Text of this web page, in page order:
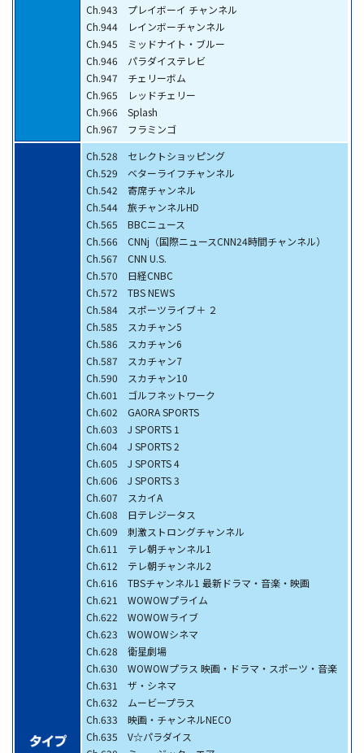
Ch.943 プレイボーイ チャンネル
Ch.944 レインボーチャンネル
Ch.945 ミッドナイト・ブルー
Ch.946 パラダイステレビ
Ch.947 チェリーボム
Ch.965 レッドチェリー
Ch.966 Splash
Ch.967 フラミンゴ
Ch.528 セレクトショッピング
Ch.529 ベターライフチャンネル
Ch.542 寄席チャンネル
Ch.544 旅チャンネルHD
Ch.565 BBCニュース
Ch.566 CNNj（国際ニュースCNN24時間チャンネル）
Ch.567 CNN U.S.
Ch.570 日経CNBC
Ch.572 TBS NEWS
Ch.584 スポーツライブ＋ ２
Ch.585 スカチャン5
Ch.586 スカチャン6
Ch.587 スカチャン7
Ch.590 スカチャン10
Ch.601 ゴルフネットワーク
Ch.602 GAORA SPORTS
Ch.603 J SPORTS 1
Ch.604 J SPORTS 2
Ch.605 J SPORTS 4
Ch.606 J SPORTS 3
Ch.607 スカイA
Ch.608 日テレジータス
Ch.609 刺激ストロングチャンネル
Ch.611 テレ朝チャンネル1
Ch.612 テレ朝チャンネル2
Ch.616 TBSチャンネル1 最新ドラマ・音楽・映画
Ch.621 WOWOWプライム
Ch.622 WOWOWライブ
Ch.623 WOWOWシネマ
Ch.628 衛星劇場
Ch.630 WOWOWプラス 映画・ドラマ・スポーツ・音楽
Ch.631 ザ・シネマ
Ch.632 ムービープラス
Ch.633 映画・チャンネルNECO
Ch.635 V☆パラダイス